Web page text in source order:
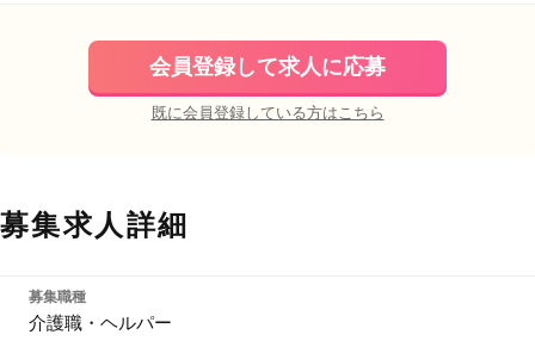
会員登録して求人に応募
既に会員登録している方はこちら
募集求人詳細
募集職種
介護職・ヘルパー